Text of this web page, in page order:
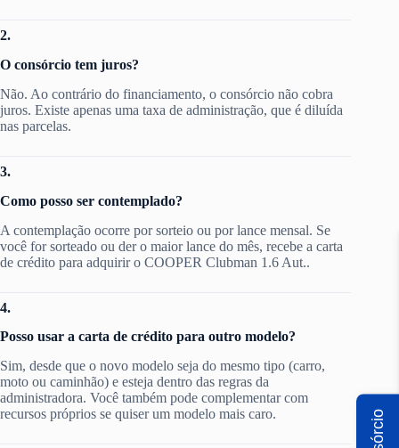
2.
O consórcio tem juros?
Não. Ao contrário do financiamento, o consórcio não cobra
juros. Existe apenas uma taxa de administração, que é diluída
nas parcelas.
3.
Como posso ser contemplado?
A contemplação ocorre por sorteio ou por lance mensal. Se
você for sorteado ou der o maior lance do mês, recebe a carta
de crédito para adquirir o COOPER Clubman 1.6 Aut..
4.
Posso usar a carta de crédito para outro modelo?
Sim, desde que o novo modelo seja do mesmo tipo (carro,
moto ou caminhão) e esteja dentro das regras da
administradora. Você também pode complementar com
recursos próprios se quiser um modelo mais caro.